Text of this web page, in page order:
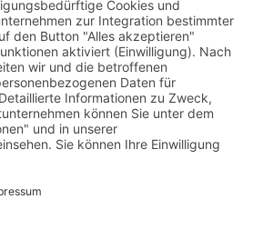
Erich Roiser GmbH